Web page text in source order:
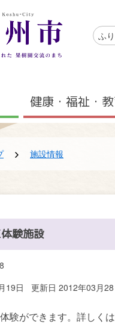
アク
ふ
健康・福祉・
施設情報
験施設
19日
更新日 2012年03月
験ができます。詳しく